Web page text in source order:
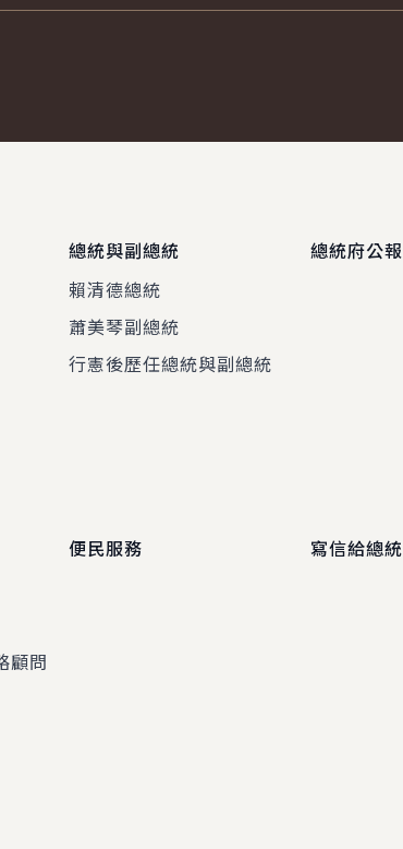
總統與副總統
賴清德總統
蕭美琴副總統
行憲後歷任總統與副總統
總統府公報
顧問
便民服務 寫信給總統